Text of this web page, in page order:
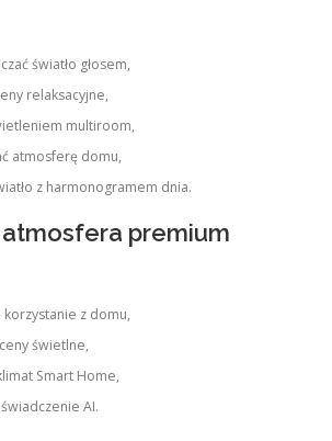
światło głosem,
relaksacyjne,
multiroom,
atmosferę domu,
z harmonogramem dnia.
premium
z domu,
świetlne,
Smart Home,
AI.